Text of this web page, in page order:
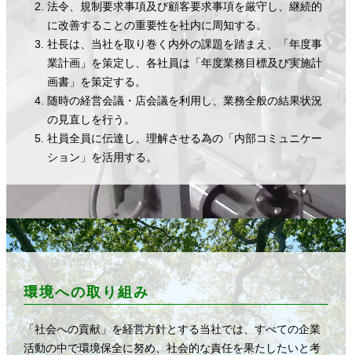
法令、規制要求事項及び顧客要求事項を厳守し、継続的
に改善することの重要性を社内に周知する。
社長は、当社を取り巻く内外の課題を踏まえ、「年度事
業計画」を策定し、各社員は「年度業務目標及び実施計
画書」を策定する。
随時の経営会議・店会議を利用し、業務全般の結果状況
の見直しを行う。
社員全員に伝達し、理解させる為の「内部コミュニケー
ション」を活用する。
環境への取り組み
「社会への貢献」を経営方針とする当社では、すべての企業
活動の中で環境保全に努め、社会的な責任を果たしたいと考